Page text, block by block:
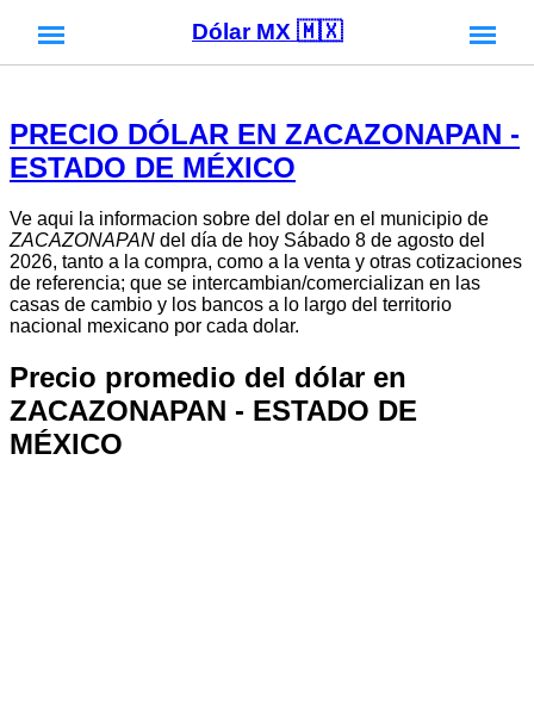
Dólar MX 🇲🇽
PRECIO DÓLAR EN ZACAZONAPAN -
ESTADO DE MÉXICO
Ve aqui la informacion sobre del dolar en el municipio de
ZACAZONAPAN del día de hoy Sábado 8 de agosto del
2026, tanto a la compra, como a la venta y otras cotizaciones
de referencia; que se intercambian/comercializan en las
casas de cambio y los bancos a lo largo del territorio
nacional mexicano por cada dolar.
Precio promedio del dólar en
ZACAZONAPAN - ESTADO DE
MÉXICO